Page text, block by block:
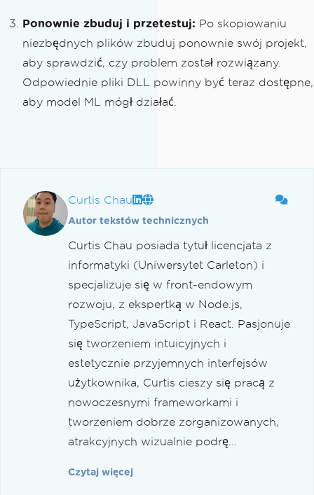
Ponownie zbuduj i przetestuj: Po skopiowaniu
niezbędnych plików zbuduj ponownie swój projekt,
aby sprawdzić, czy problem został rozwiązany.
Odpowiednie pliki DLL powinny być teraz dostępne,
aby model ML mógł działać.
Curtis Chau
Autor tekstów technicznych
Curtis Chau posiada tytuł licencjata z
informatyki (Uniwersytet Carleton) i
specjalizuje się w front-endowym
rozwoju, z ekspertką w Node.js,
TypeScript, JavaScript i React. Pasjonuje
się tworzeniem intuicyjnych i
estetycznie przyjemnych interfejsów
użytkownika, Curtis cieszy się pracą z
nowoczesnymi frameworkami i
tworzeniem dobrze zorganizowanych,
atrakcyjnych wizualnie podrę...
Czytaj więcej